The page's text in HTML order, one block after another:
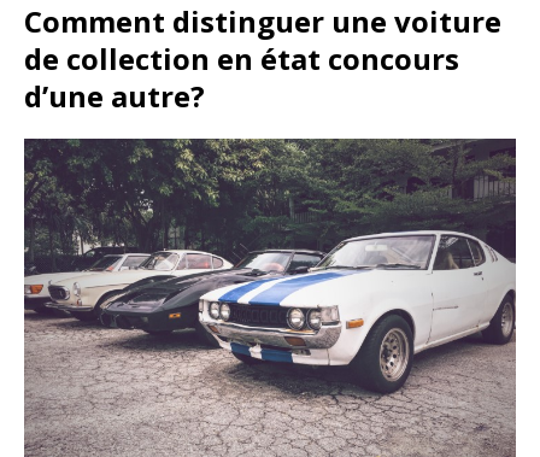
Comment distinguer une voiture
de collection en état concours
d’une autre?